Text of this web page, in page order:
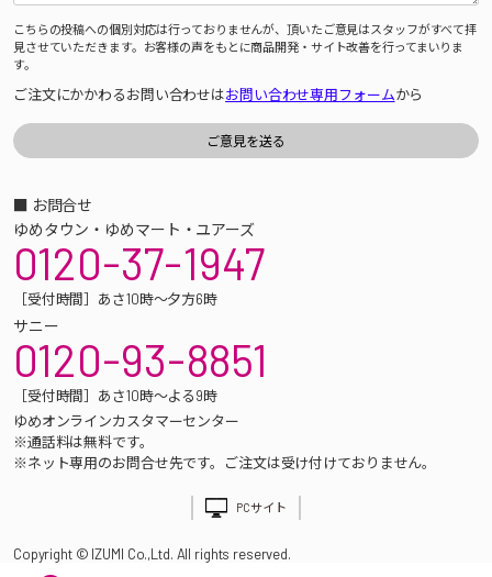
こちらの投稿への個別対応は行っておりませんが、頂いたご意見はスタッフがすべて拝
見させていただきます。お客様の声をもとに商品開発・サイト改善を行ってまいりま
す。
ご注文にかかわるお問い合わせはお問い合わせ専用フォームから
■ お問合せ
ゆめタウン・ゆめマート・ユアーズ
0120-37-1947
［受付時間］あさ10時～夕方6時
サニー
0120-93-8851
［受付時間］あさ10時～よる9時
ゆめオンラインカスタマーセンター
※通話料は無料です。
※ネット専用のお問合せ先です。ご注文は受け付けておりません。
PCサイト
Copyright © IZUMI Co.,Ltd. All rights reserved.